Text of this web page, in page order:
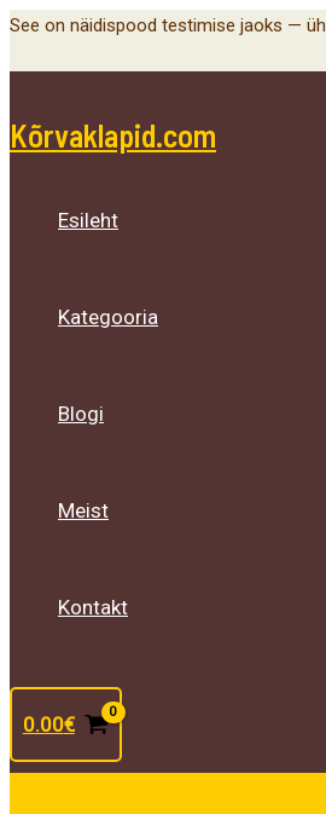
Skip
See on näidispood testimise jaoks —
Kõrvaklapid.com
Esileht
Kategooria
Blogi
Meist
Kontakt
0.00€
Menu
Toggle
Menu
Menu
Main
Menu